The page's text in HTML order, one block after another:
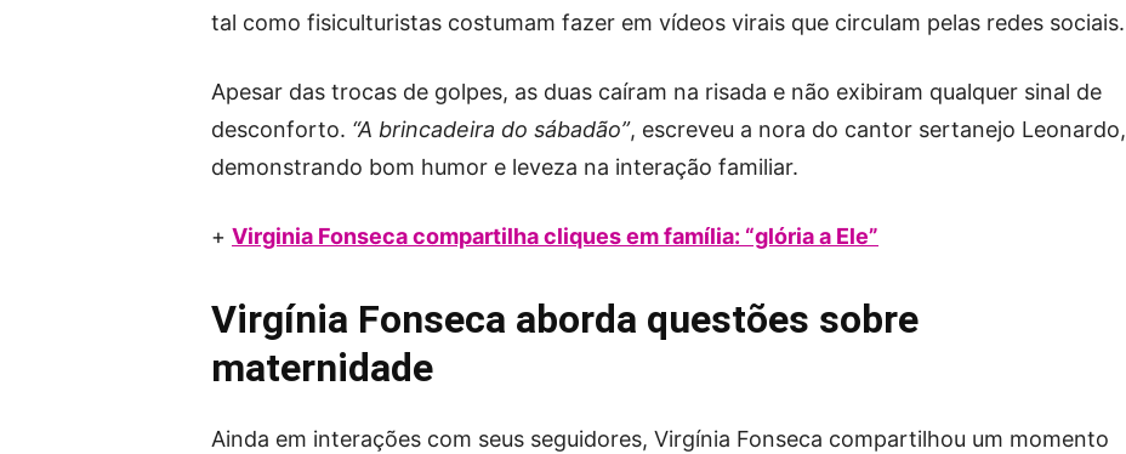
tal como fisiculturistas costumam fazer em vídeos virais que circulam pelas redes sociais.
Apesar das trocas de golpes, as duas caíram na risada e não exibiram qualquer sinal de
desconforto. “A brincadeira do sábadão”, escreveu a nora do cantor sertanejo Leonardo,
demonstrando bom humor e leveza na interação familiar.
+ Virginia Fonseca compartilha cliques em família: “glória a Ele”
Virgínia Fonseca aborda questões sobre
maternidade
Ainda em interações com seus seguidores, Virgínia Fonseca compartilhou um momento